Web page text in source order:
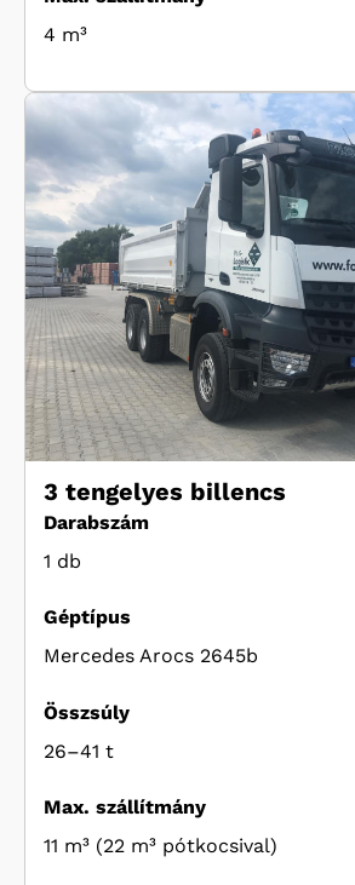
4 m³
3 tengelyes billencs
Darabszám
1 db
Géptípus
Mercedes Arocs 2645b
Összsúly
26–41 t
Max. szállítmány
11 m³ (22 m³ pótkocsival)